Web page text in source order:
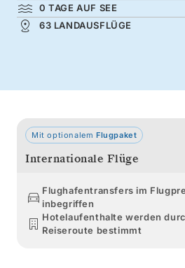
Fische. Atmen Sie die nach
Luft an den Küsten von
außergewöhnlichen
Bora Bora gibt.
0 TAGE AUF SEE
63 LANDAUSFLÜGE
Mit optionalem Flugpaket
Internationale Flüge
Flughafentransfers im
inbegriffen
Hotelaufenthalte werden
Reiseroute bestimmt